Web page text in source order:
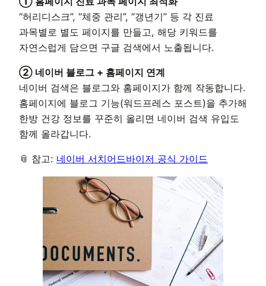
“허리디스크”, “체중 관리”, “갱년기” 등 각 진료
과목별로 별도 페이지를 만들고, 해당 키워드를
자연스럽게 담으면 구글 검색에서 노출됩니다.
② 네이버 블로그 + 홈페이지 연계
네이버 검색은 블로그와 홈페이지가 함께 작동합니다.
홈페이지에 블로그 기능(워드프레스 포스트)을 추가해
한방 건강 정보를 꾸준히 올리면 네이버 검색 유입도
함께 올라갑니다.
📎 참고: 네이버 서치어드바이저 공식 가이드